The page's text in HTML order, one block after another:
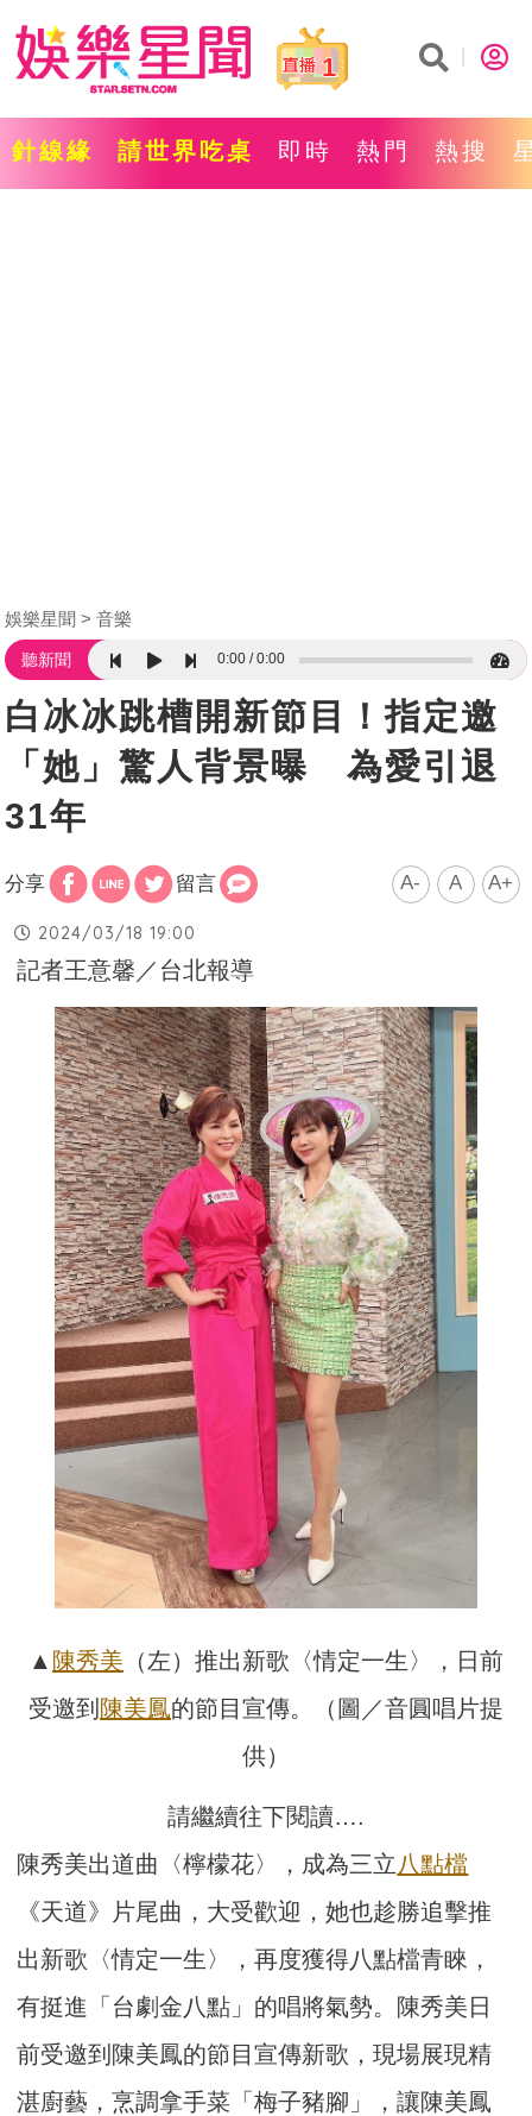
1
針線緣 請世界吃桌 即時 熱門 熱搜
娛樂星聞 音樂
聽新聞 0:00 0:00
白冰冰跳槽開新節目！指定邀
「她」驚人背景曝 為愛引退
31年
分享 留言 A- A A+
2024/03/18 19:00
記者王意馨／台北報導
▲ 陳秀美 （左）推出新歌〈情定一生〉，日前
受邀到 陳美鳳的節目宣傳。（圖／音圓唱片提
供）
請繼續往下閱讀….
陳秀美出道曲〈檸檬花〉， 成為三立 八點檔
《天道》片尾曲，大受歡迎，她也趁勝追擊推
出新歌〈情定一生〉，再度獲得八點檔青睞，
有挺進「台劇金八點」 的唱將氣勢。陳秀美日
前受邀到陳美鳳的節目宣傳新歌，現場展現精
湛廚藝，烹調拿手菜「梅子豬腳」，讓陳美鳳